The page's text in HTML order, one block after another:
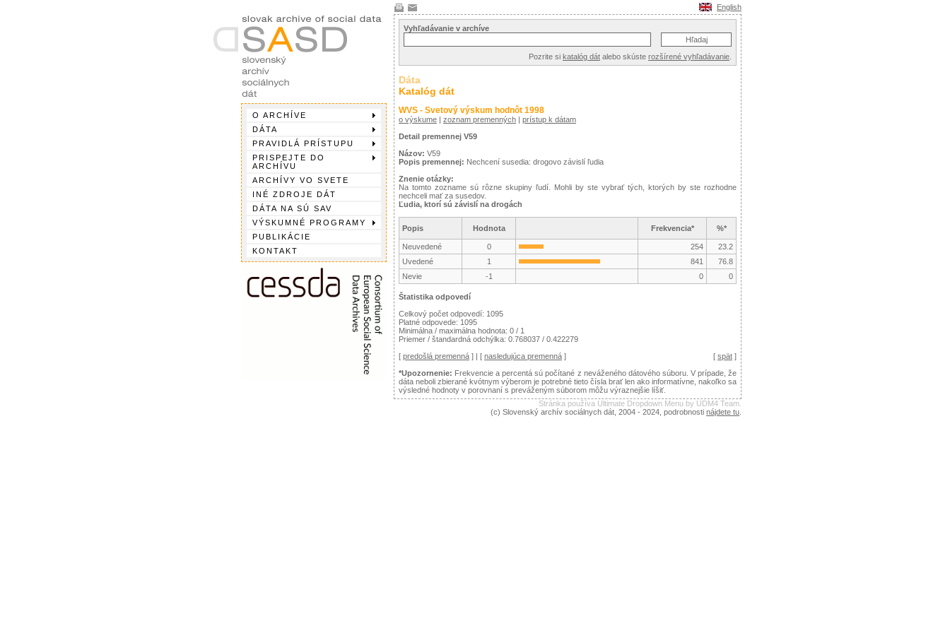
English
O ARCHÍVE
DÁTA
PRAVIDLÁ PRÍSTUPU
PRISPEJTE DO
ARCHÍVU
ARCHÍVY VO SVETE
INÉ ZDROJE DÁT
DÁTA NA SÚ SAV
VÝSKUMNÉ PROGRAMY
PUBLIKÁCIE
KONTAKT
Vyhľadávanie v archíve
Pozrite si katalóg dát alebo skúste rozšírené vyhľadávanie
Dáta
Katalóg dát
WVS - Svetový výskum hodnôt 1998
o výskume | zoznam premenných | prístup k dátam
Detail premennej V59
Názov: V59
Popis premennej: Nechcení susedia: drogovo závislí ľudia
Znenie otázky:
Na tomto zozname sú rôzne skupiny ľudí. Mohli by ste vybrať tých, ktorých by ste rozhodne
nechceli mať za susedov.
Ľudia, ktorí sú závislí na drogách
Popis Hodnota Frekvencia* %*
Neuvedené 0 254
23.2
Uvedené
1 841
76.8
Nevie
-1 0 0
Štatistika odpovedí
Celkový počet odpovedí: 1095
Platné odpovede: 1095
Minimálna / maximálna hodnota: 0 / 1
Priemer / štandardná odchýlka: 0.768037 / 0.422279
[ predošlá premenná ] | [ nasledujúca premenná ] [ spät ]
*Upozornenie: Frekvencie a percentá sú počítané z neváženého dátového súboru. V prípade, že
dáta neboli zbierané kvótnym výberom je potrebné tieto čísla brať len ako informatívne, nakoľko sa
výsledné hodnoty v porovnaní s preváženým súborom môžu výraznejšie líšiť.
Stránka používa Ultimate Dropdown Menu by UDM4 Team.
(c) Slovenský archív sociálnych dát, 2004 - 2024, podrobnosti nájdete tu